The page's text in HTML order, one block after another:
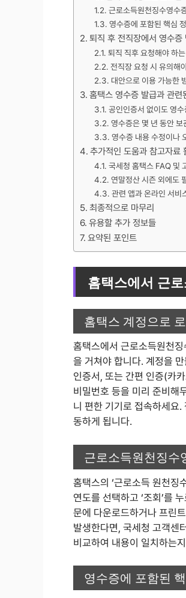
근로소득원천징수영수
영수증에 포함된 핵심
퇴직 후 전직장에서 영수증
퇴직 직후 요청해야 하
전직장 요청 시 유의해
대안으로 이용 가능한
홈택스 영수증 발급과 관련
공인인증서 없이도 영
영수증은 몇 년 동안 보
영수증 내용 수정이나
추가적인 도움과 참고자료
국세청 홈택스 FAQ 및
연말정산 시즌 외에도
관련 앱과 온라인 서비
최종적으로 마무리
유용할 추가 정보들
요약된 포인트
홈택스에서 근
홈택스 계정으로
홈택스에서 근로소득원천
을 거쳐야 합니다. 계정을
인증서, 또는 간편 인증(카
비밀번호 등을 미리 준비해
니 편한 기기로 접속하세요.
동하게 됩니다.
근로소득원천징수
홈택스의 ‘근로소득 원천징
연도를 선택하고 ‘조회’를
문에 다운로드하거나 프린
발생한다면, 국세청 고객센
비교하여 내용이 일치하는
영수증에 포함된